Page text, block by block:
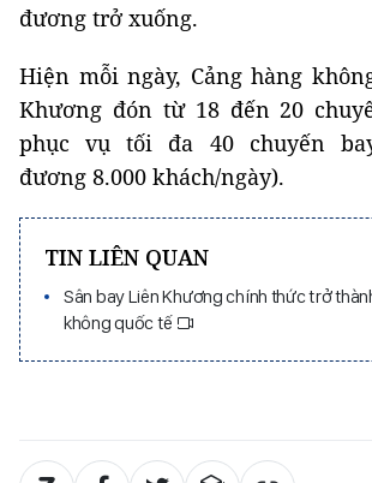
đương trở xuống.
Hiện mỗi ngày, Cảng hàng
Khương đón từ 18 đến 20
phục vụ tối đa 40 chuyến
đương 8.000 khách/ngày).
TIN LIÊN QUAN
Sân bay Liên Khương chính thức trở
không quốc tế